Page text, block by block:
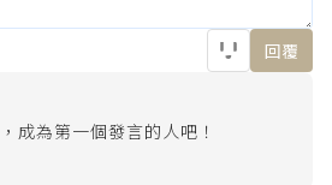
回覆
成為第一個發言的人吧！